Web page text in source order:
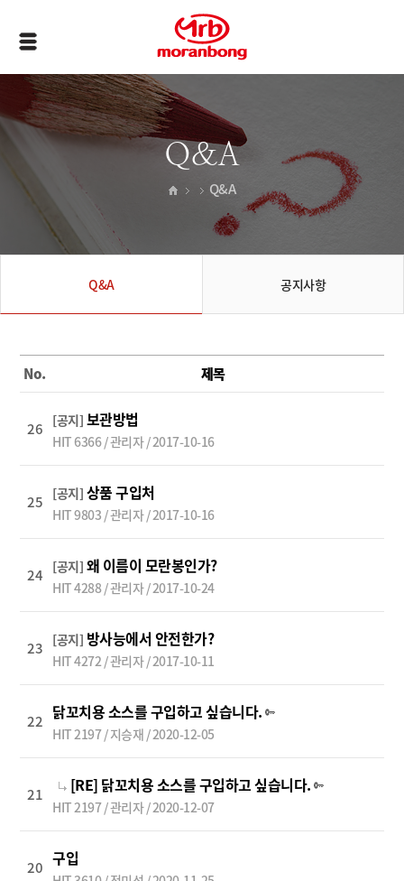
Q&A
Q&A
Q&A 공지사항
No. 제목
26 [공지] 보관방법
HIT 6366 / 관리자 / 2017-10-16
25 [공지] 상품 구입처
HIT 9803 / 관리자 / 2017-10-16
24 [공지] 왜 이름이 모란봉인가?
HIT 4288 / 관리자 / 2017-10-24
23 [공지] 방사능에서 안전한가?
HIT 4272 / 관리자 / 2017-10-11
22 닭꼬치용 소스를 구입하고 싶습니다.
HIT 2197 / 지승재 / 2020-12-05
21 [RE] 닭꼬치용 소스를 구입하고 싶습니다.
HIT 2197 / 관리자 / 2020-12-07
20 구입